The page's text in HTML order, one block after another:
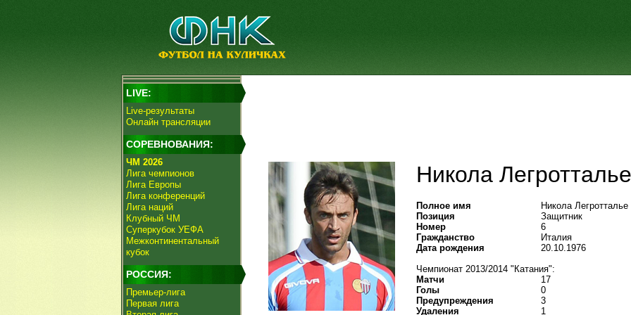
LIVE:
Live-результаты
Онлайн трансляции
СОРЕВНОВАНИЯ:
ЧМ 2026
Лига чемпионов
Лига Европы
Лига конференций
Лига наций
Клубный ЧМ
Суперкубок УЕФА
Межконтинентальный
кубок
РОССИЯ:
Премьер-лига
Первая лига
Никола Легротталье
Полное имя
Никола Легротталье
Позиция
Защитник
Номер
6
Гражданство
Италия
Дата рождения
20.10.1976
Чемпионат 2013/2014 "Катания":
Матчи
17
Голы
0
Предупреждения
3
Удаления
1